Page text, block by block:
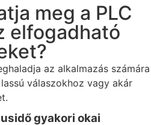
meg a PLC
elfogadható
az alkalmazás számára
válaszokhoz vagy akár
gyakori okai